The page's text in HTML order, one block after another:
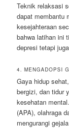
Teknik relaksasi
dapat membantu
kesejahteraan
bahwa latihan ini
depresi tetapi
4. MENGADOPSI
Gaya hidup
bergizi, dan tidur
kesehatan
(APA), olahraga
mengurangi